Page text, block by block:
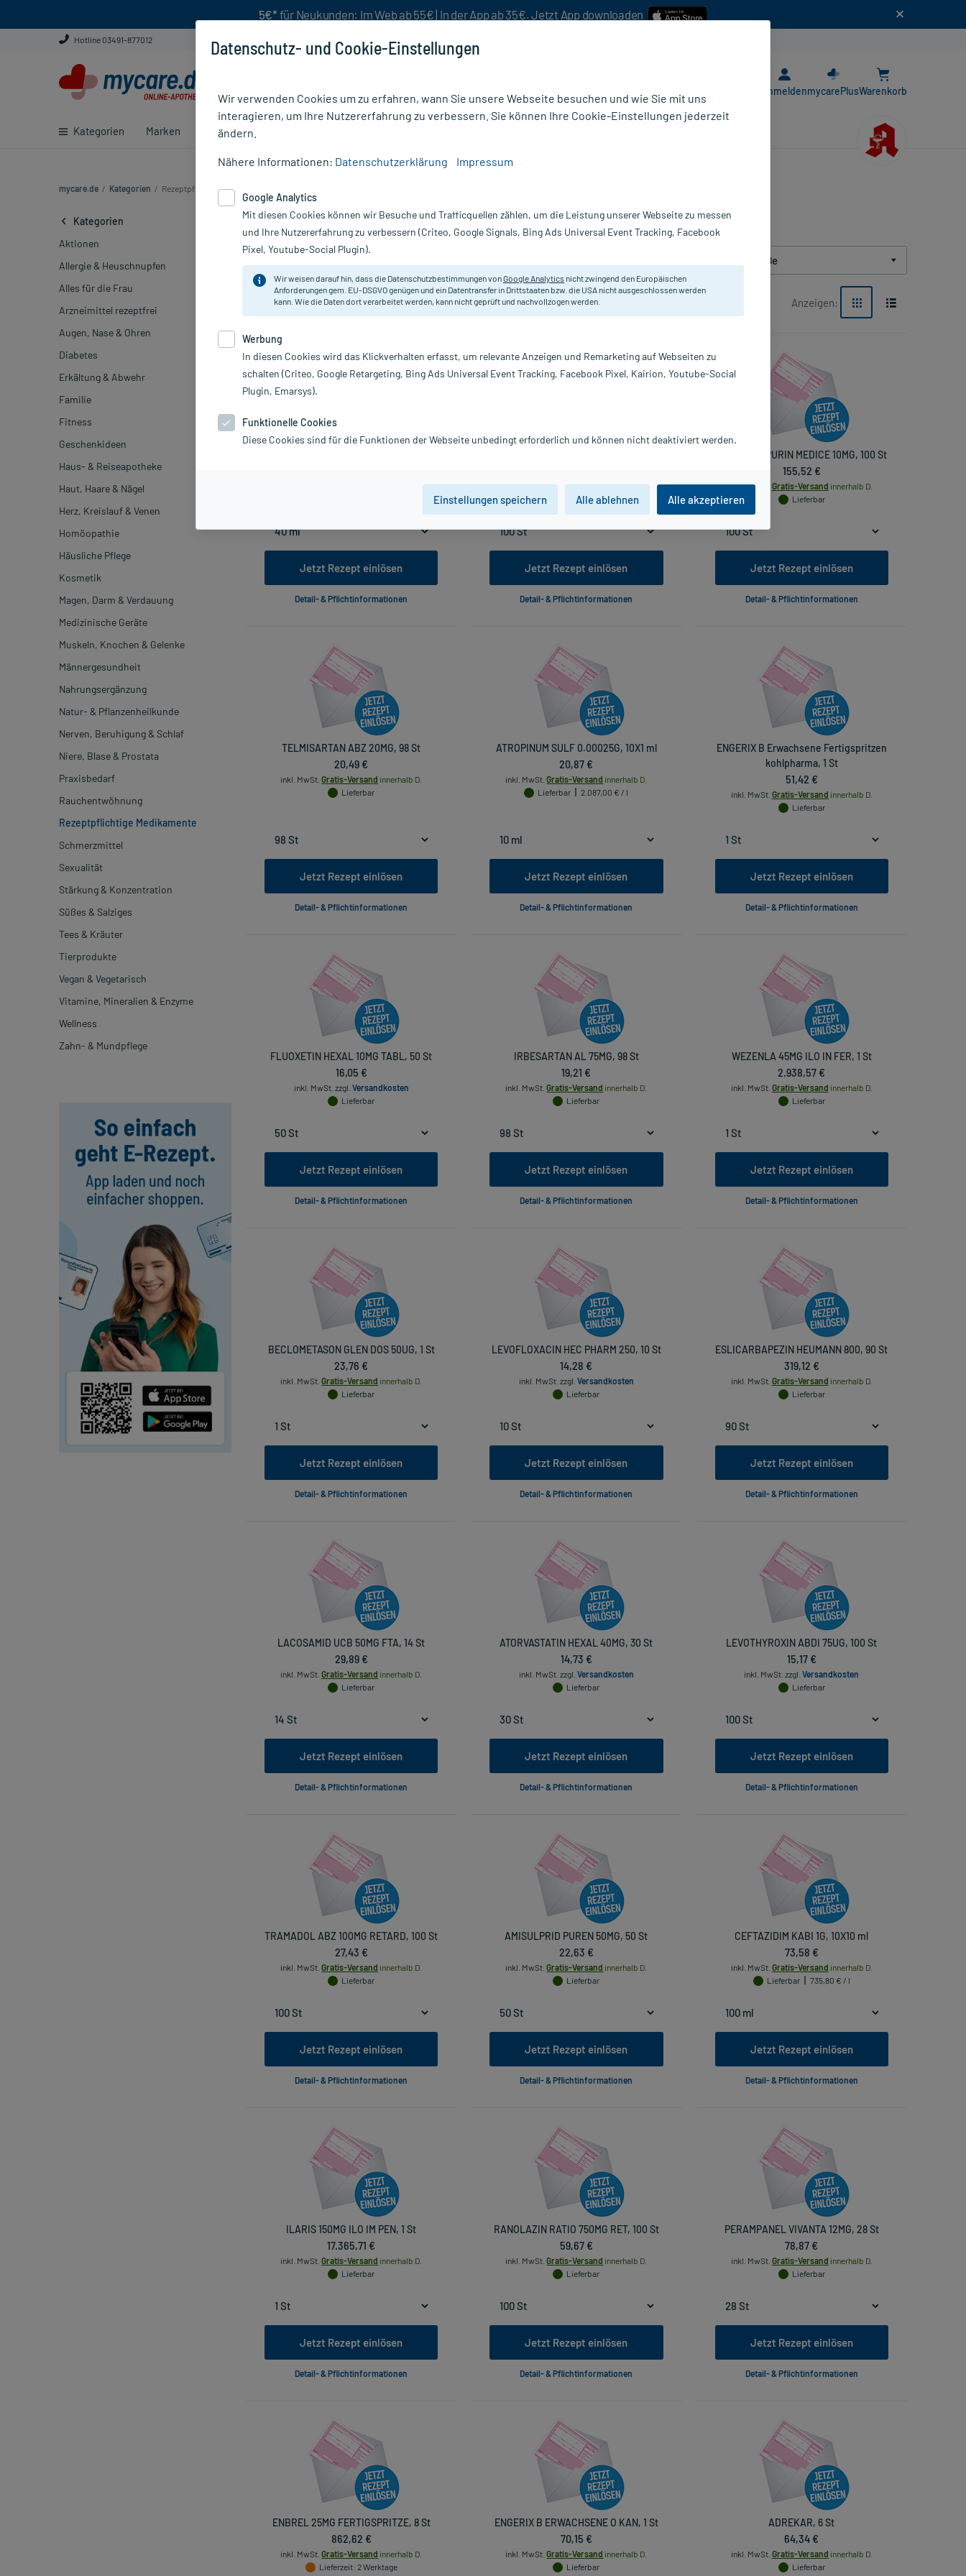
5€* für Neukunden: Im Web ab 55€ | In der App ab 35€. Jetzt App downloaden
Hotline 03491-877012
Kategorien Marken Ratgeber
AnmeldenmycarePlusWarenkorb
mycare.de / Kategorien / Rezeptpflichtige Medikamente (18989)
Kategorien
Aktionen
Allergie & Heuschnupfen
Alles für die Frau
Arzneimittel rezeptfrei
Augen, Nase & Ohren
Diabetes
Erkältung & Abwehr
Familie
Fitness
Geschenkideen
Haus- & Reiseapotheke
Haut, Haare & Nägel
Herz, Kreislauf & Venen
Homöopathie
Häusliche Pflege
Kosmetik
Magen, Darm & Verdauung
Medizinische Geräte
Muskeln, Knochen & Gelenke
Männergesundheit
Nahrungsergänzung
Natur- & Pflanzenheilkunde
Nerven, Beruhigung & Schlaf
Niere, Blase & Prostata
Praxisbedarf
Rauchentwöhnung
Rezeptpflichtige Medikamente
Schmerzmittel
Sexualität
Stärkung & Konzentration
Süßes & Salziges
Tees & Kräuter
Tierprodukte
Vegan & Vegetarisch
Vitamine, Mineralien & Enzyme
Wellness
Zahn- & Mundpflege
Rezeptpflichtige Medikamente
Packungsgröße
Sortieren Relevanz absteigend Produkte pro Seite: 24 Anzeigen:
Jetzt Rezept einlösen
Detail- & Pflichtinformationen
inkl. MwSt.Gratis-Versandinnerhalb D.
Lieferbar
Jetzt Rezept einlösen
Detail- & Pflichtinformationen
MERCAPTOPURIN MEDICE 10MG, 100 St
155,52 €
inkl. MwSt. Gratis-Versand innerhalb D.
Lieferbar
Jetzt Rezept einlösen
Detail- & Pflichtinformationen
TELMISARTAN ABZ 20MG, 98 St
20,49 €
inkl. MwSt. Gratis-Versand innerhalb D.
Lieferbar
Jetzt Rezept einlösen
Detail- & Pflichtinformationen
ATROPINUM SULF 0.00025G, 10X1 ml
20,87 €
inkl. MwSt. Gratis-Versand innerhalb D.
Lieferbar
2.087,00 € / l
Jetzt Rezept einlösen
Detail- & Pflichtinformationen
ENGERIX B Erwachsene Fertigspritzen
kohlpharma, 1 St
51,42 €
inkl. MwSt. Gratis-Versand innerhalb D.
Lieferbar
Jetzt Rezept einlösen
Detail- & Pflichtinformationen
FLUOXETIN HEXAL 10MG TABL, 50 St
16,05 €
inkl. MwSt. zzgl. Versandkosten
Lieferbar
Jetzt Rezept einlösen
Detail- & Pflichtinformationen
IRBESARTAN AL 75MG, 98 St
19,21 €
inkl. MwSt. Gratis-Versand innerhalb D.
Lieferbar
Jetzt Rezept einlösen
Detail- & Pflichtinformationen
WEZENLA 45MG ILO IN FER, 1 St
2.938,57 €
inkl. MwSt. Gratis-Versand innerhalb D.
Lieferbar
Jetzt Rezept einlösen
Detail- & Pflichtinformationen
BECLOMETASON GLEN DOS 50UG, 1 St
23,76 €
inkl. MwSt. Gratis-Versand innerhalb D.
Lieferbar
Jetzt Rezept einlösen
Detail- & Pflichtinformationen
LEVOFLOXACIN HEC PHARM 250, 10 St
14,28 €
inkl. MwSt. zzgl. Versandkosten
Lieferbar
Jetzt Rezept einlösen
Detail- & Pflichtinformationen
ESLICARBAPEZIN HEUMANN 800, 90 St
319,12 €
inkl. MwSt. Gratis-Versand innerhalb D.
Lieferbar
Jetzt Rezept einlösen
Detail- & Pflichtinformationen
LACOSAMID UCB 50MG FTA, 14 St
29,89 €
inkl. MwSt. Gratis-Versand innerhalb D.
Lieferbar
Jetzt Rezept einlösen
Detail- & Pflichtinformationen
ATORVASTATIN HEXAL 40MG, 30 St
14,73 €
inkl. MwSt. zzgl. Versandkosten
Lieferbar
Jetzt Rezept einlösen
Detail- & Pflichtinformationen
LEVOTHYROXIN ABDI 75UG, 100 St
15,17 €
inkl. MwSt. zzgl.Versandkosten
Lieferbar
Jetzt Rezept einlösen
Detail- & Pflichtinformationen
TRAMADOL ABZ 100MG RETARD, 100 St
27,43 €
inkl. MwSt. Gratis-Versand innerhalb D.
Lieferbar
Jetzt Rezept einlösen
Detail- & Pflichtinformationen
AMISULPRID PUREN 50MG, 50 St
22,63 €
inkl. MwSt. Gratis-Versand innerhalb D.
Lieferbar
Jetzt Rezept einlösen
Detail- & Pflichtinformationen
CEFTAZIDIM KABI 1G, 10X10 ml
73,58 €
inkl. MwSt. Gratis-Versand innerhalb D.
Lieferbar
735,80 € / l
Jetzt Rezept einlösen
Detail- & Pflichtinformationen
ILARIS 150MG ILO IM PEN, 1 St
17.365,71 €
inkl. MwSt. Gratis-Versand innerhalb D.
Lieferbar
Jetzt Rezept einlösen
Detail- & Pflichtinformationen
RANOLAZIN RATIO 750MG RET, 100 St
59,67 €
inkl. MwSt. Gratis-Versand innerhalb D.
Lieferbar
Jetzt Rezept einlösen
Detail- & Pflichtinformationen
PERAMPANEL VIVANTA 12MG, 28 St
78,87 €
inkl. MwSt. Gratis-Versand innerhalb D.
Lieferbar
Jetzt Rezept einlösen
Detail- & Pflichtinformationen
ENBREL 25MG FERTIGSPRITZE, 8 St
862,62 €
inkl. MwSt. Gratis-Versand innerhalb D.
Lieferzeit: 2 Werktage
ENGERIX B ERWACHSENE O KAN, 1 St
70,15 €
inkl. MwSt. Gratis-Versand innerhalb D.
Lieferbar
ADREKAR, 6 St
64,34 €
inkl. MwSt. Gratis-Versand innerhalb D.
Lieferbar
Datenschutz- und Cookie-Einstellungen
Wir verwenden Cookies um zu erfahren, wann Sie unsere Webseite besuchen und wie Sie mit uns
interagieren, um Ihre Nutzererfahrung zu verbessern. Sie können Ihre Cookie-Einstellungen jederzeit
ändern.
Nähere Informationen: Datenschutzerklärung Impressum
Google Analytics
Mit diesen Cookies können wir Besuche und Trafficquellen zählen, um die Leistung unserer Webseite zu messen
und Ihre Nutzererfahrung zu verbessern (Criteo, Google Signals, Bing Ads Universal Event Tracking, Facebook
Pixel, Youtube-Social Plugin).
Wir weisen darauf hin, dass die Datenschutzbestimmungen vonGoogle Analytics nicht zwingend den Europäischen
Anforderungen gem. EU-DSGVO genügen und ein Datentransfer in Drittstaaten bzw. die USA nicht ausgeschlossen werden
kann. Wie die Daten dort verarbeitet werden, kann nicht geprüft und nachvollzogen werden.
Werbung
In diesen Cookies wird das Klickverhalten erfasst, um relevante Anzeigen und Remarketing auf Webseiten zu
schalten (Criteo, Google Retargeting, Bing Ads Universal Event Tracking, Facebook Pixel, Kairion, Youtube-Social
Plugin, Emarsys).
Funktionelle Cookies
Diese Cookies sind für die Funktionen der Webseite unbedingt erforderlich und können nicht deaktiviert werden.
Einstellungen speichern Alle ablehnen Alle akzeptieren